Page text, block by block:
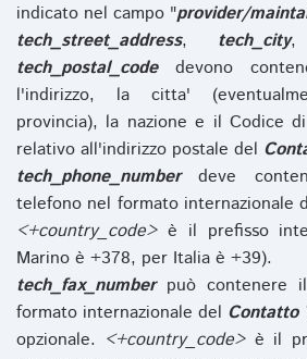
indicato nel campo "provider/
tech_street_address, tech_city
tech_postal_codedevono
l'indirizzo, la citta'
provincia), la nazione e il Codice
relativo all'indirizzo postale del
tech_phone_numberdeve
telefono nel formato internazionale
<+country_code>è il prefisso
Marino è +378, per Italia è +39).
tech_fax_numberpuò contenere
formato internazionale del Contatto
opzionale. <+country_code>è il